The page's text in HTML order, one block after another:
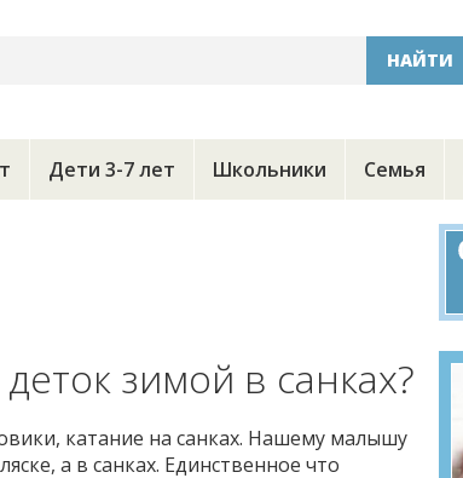
НАЙТИ
Дети 3-7 лет Школьники Семья
зимой в санках?
катание на санках. Нашему малышу
а в санках. Единственное что